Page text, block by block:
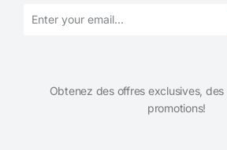
Obtenez des offres exclusives,
promotions!​